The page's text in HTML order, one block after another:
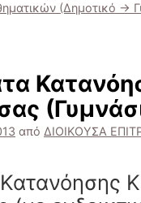
(Δημοτικό ->
από ΔΙΟΙΚΟΥΣΑ